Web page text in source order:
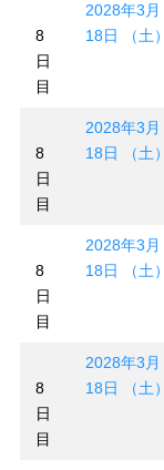
8
日
目
2028年3月
18日 （土）
8
日
目
2028年3月
18日 （土）
8
日
目
2028年3月
18日 （土）
8
日
目
2028年3月
18日 （土）